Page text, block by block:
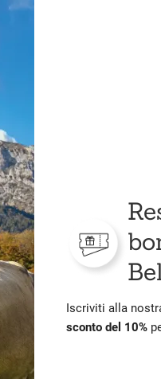
Iscriviti alla
sconto del 10%